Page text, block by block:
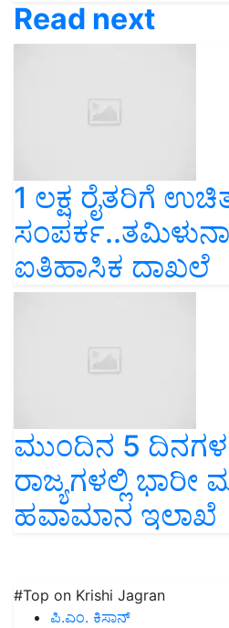
Read next
1 ಲಕ್ಷ ರೈತರಿಗೆ
ಐತಿಹಾಸಿಕ ದಾಖಲೆ
ಮುಂದಿನ 5 ದಿನಗಳ
ರಾಜ್ಯಗಳಲ್ಲಿ ಭಾರೀ
ಹವಾಮಾನ ಇಲಾಖೆ
#Top on Krishi Jagran
ಪಿ.ಎಂ. ಕಿಸಾನ್